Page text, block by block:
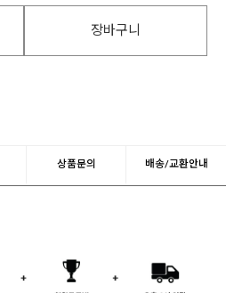
장바구니
상품문의 배송/교환안내